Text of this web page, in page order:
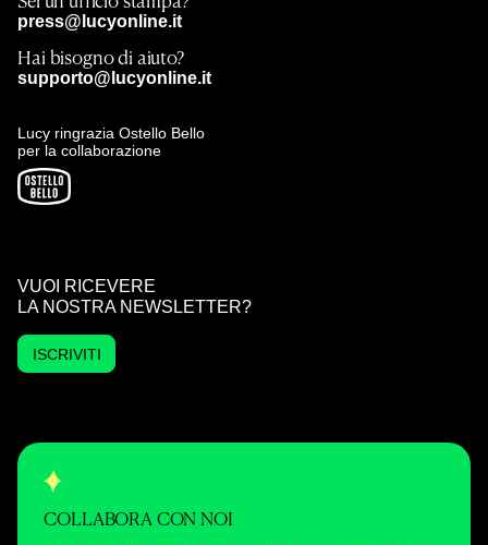
press@lucyonline.it
Hai bisogno di aiuto?
supporto@lucyonline.it
Lucy ringrazia Ostello Bello
per la collaborazione
VUOI RICEVERE
LA NOSTRA NEWSLETTER?
ISCRIVITI
COLLABORA CON NOI